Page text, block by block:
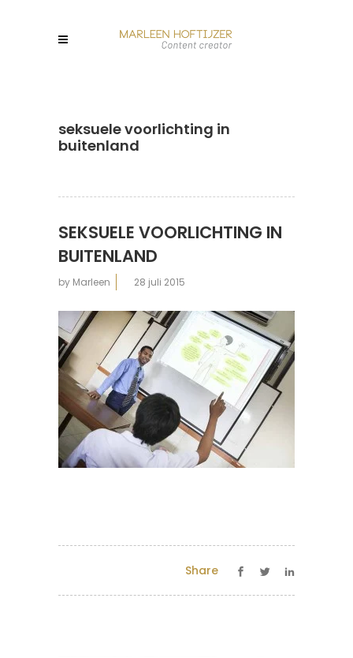
seksuele voorlichting in
buitenland
SEKSUELE VOORLICHTING IN
BUITENLAND
by Marleen 28 juli 2015
Share